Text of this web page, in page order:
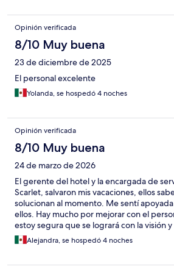
Opinión verificada
8/10 Muy buena
23 de diciembre de 2025
El personal excelente
Yolanda, se hospedó 4 noches
Opinión verificada
8/10 Muy buena
24 de marzo de 2026
El gerente del hotel y la encargada de
Scarlet, salvaron mis vacaciones, ellos
solucionan al momento. Me sentí
ellos. Hay mucho por mejorar con el
estoy segura que se logrará con la visión
Rosales.Alejandra, se hospedó 4 noches